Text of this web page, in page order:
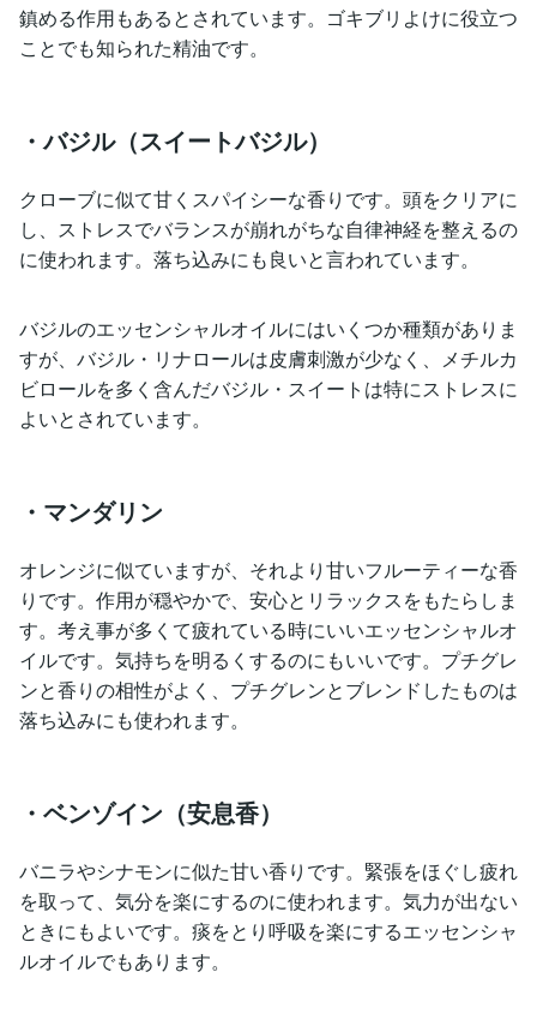
鎮める作用もあるとされています。ゴキブリよけに役立つ
ことでも知られた精油です。
・バジル（スイートバジル）
クローブに似て甘くスパイシーな香りです。頭をクリアに
し、ストレスでバランスが崩れがちな自律神経を整えるの
に使われます。落ち込みにも良いと言われています。
バジルのエッセンシャルオイルにはいくつか種類がありま
すが、バジル・リナロールは皮膚刺激が少なく、メチルカ
ビロールを多く含んだバジル・スイートは特にストレスに
よいとされています。
・マンダリン
オレンジに似ていますが、それより甘いフルーティーな香
りです。作用が穏やかで、安心とリラックスをもたらしま
す。考え事が多くて疲れている時にいいエッセンシャルオ
イルです。気持ちを明るくするのにもいいです。プチグレ
ンと香りの相性がよく、プチグレンとブレンドしたものは
落ち込みにも使われます。
・ベンゾイン（安息香）
バニラやシナモンに似た甘い香りです。緊張をほぐし疲れ
を取って、気分を楽にするのに使われます。気力が出ない
ときにもよいです。痰をとり呼吸を楽にするエッセンシャ
ルオイルでもあります。